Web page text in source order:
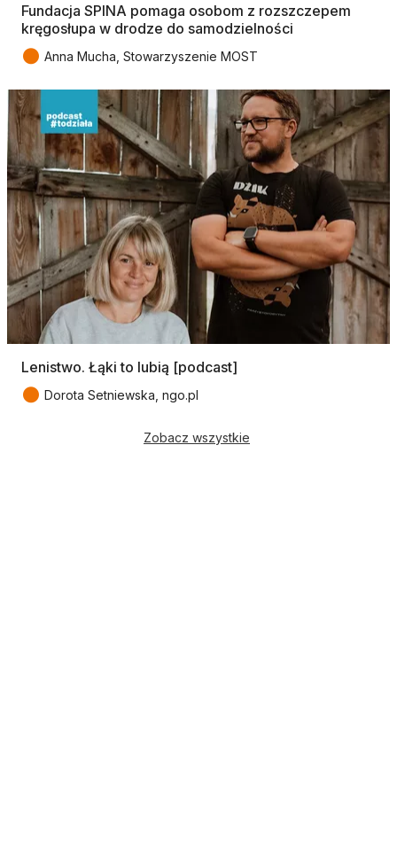
Fundacja SPINA pomaga osobom z rozszczepem
kręgosłupa w drodze do samodzielności
● Anna Mucha, Stowarzyszenie MOST
Lenistwo. Łąki to lubią [podcast]
● Dorota Setniewska, ngo.pl
Zobacz wszystkie